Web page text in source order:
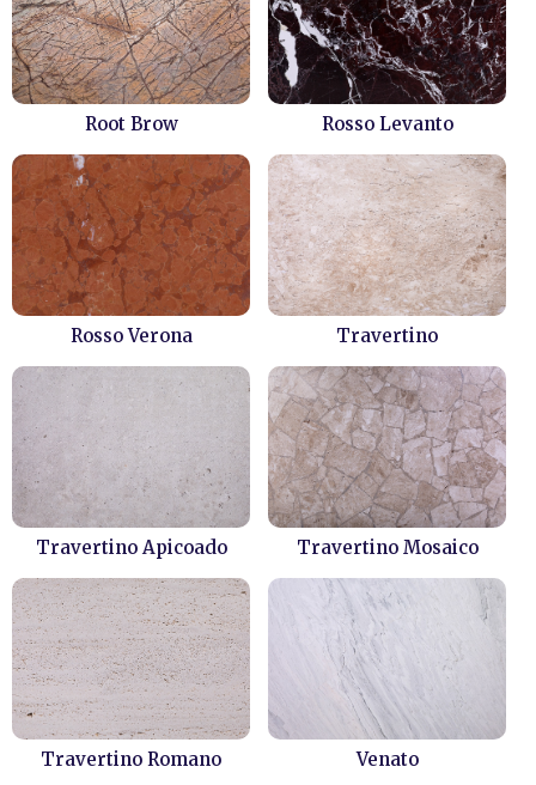
Root Brow Rosso Levanto
Rosso Verona Travertino
Travertino Apicoado Travertino Mosaico
Travertino Romano Venato